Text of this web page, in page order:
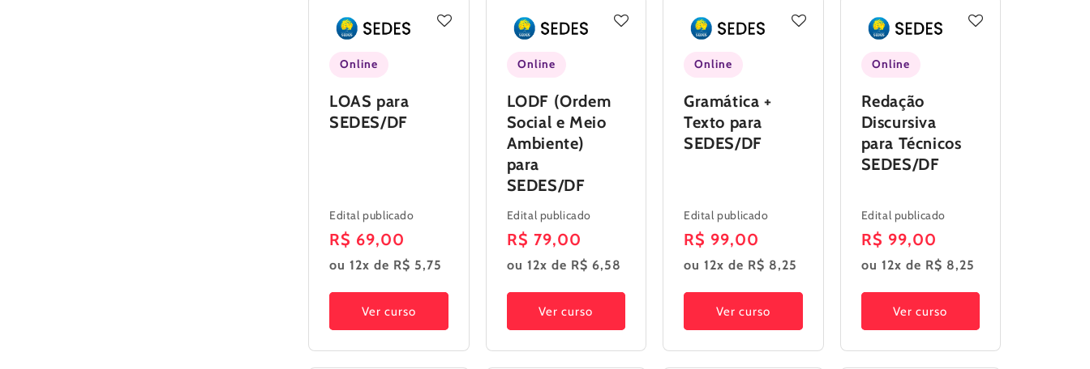
Online
LOAS para
SEDES/DF
Edital publicado
Preço
normal
R$ 69,00
ou 12x de R$ 5,75
Ver curso
Online
LODF (Ordem
Social e Meio
Ambiente)
para
SEDES/DF
Edital publicado
Preço
normal
R$ 79,00
ou 12x de R$ 6,58
Ver curso
Online
Gramática +
Texto para
SEDES/DF
Edital publicado
Preço
normal
R$ 99,00
ou 12x de R$ 8,25
Ver curso
Online
Redação
Discursiva
para Técnicos
SEDES/DF
Edital publicado
Preço
normal
R$ 99,00
ou 12x de R$ 8,25
Ver curso